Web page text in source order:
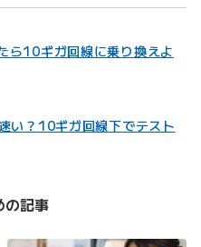
ら10ギガ回線に乗り換えよ
い？10ギガ回線下でテスト
の記事